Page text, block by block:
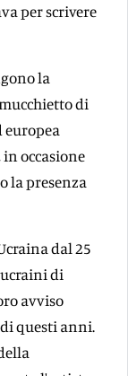
per scrivere
la
di
europea
occasione
la presenza
dal 25
di
avviso
questi anni.